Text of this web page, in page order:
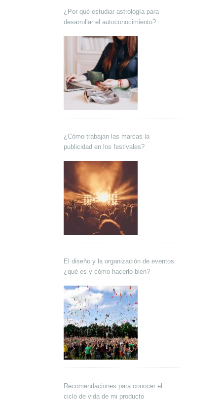
¿Por qué estudiar astrología para
desarrollar el autoconocimiento?
¿Cómo trabajan las marcas la
publicidad en los festivales?
El diseño y la organización de eventos:
¿qué es y cómo hacerlo bien?
Recomendaciones para conocer el
ciclo de vida de mi producto